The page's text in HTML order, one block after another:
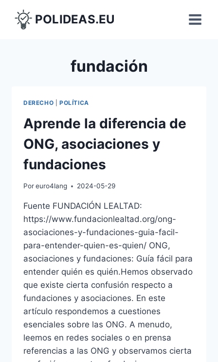
contenido
POLIDEAS.EU
fundación
DERECHO POLÍTICA
Aprende la diferencia de
ONG, asociaciones y
fundaciones
Poreuro4lang 2024-05-29
Fuente FUNDACIÓN LEALTAD:
https://www.fundacionlealtad.org/ong-
asociaciones-y-fundaciones-guia-facil-
para-entender-quien-es-quien/ ONG,
asociaciones y fundaciones: Guía fácil para
entender quién es quién.Hemos observado
que existe cierta confusión respecto a
fundaciones y asociaciones. En este
artículo respondemos a cuestiones
esenciales sobre las ONG. A menudo,
leemos en redes sociales o en prensa
referencias a las ONG y observamos cierta